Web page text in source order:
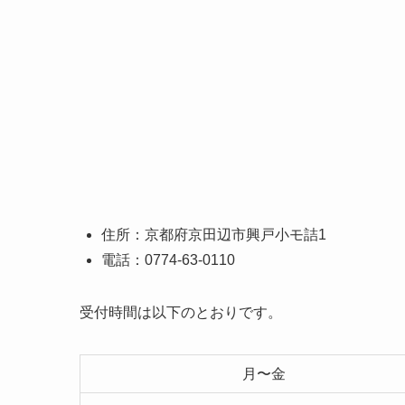
住所：京都府京田辺市興戸小モ詰1
電話：0774-63-0110
受付時間は以下のとおりです。
月〜金